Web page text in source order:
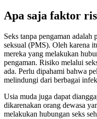
Apa saja faktor
Seks tanpa pengaman
seksual (PMS). Oleh karena
mereka yang melakukan
pengaman. Risiko melalui
ada. Perlu dipahami bahwa
melindungi dari berbagai
Usia muda juga dapat
dikarenakan orang dewasa
melakukan hubungan seks